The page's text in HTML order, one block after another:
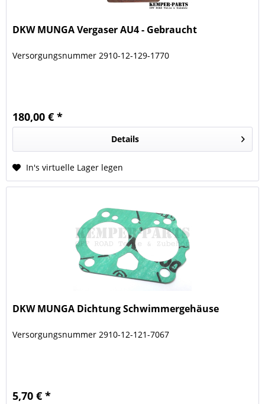
DKW MUNGA Vergaser AU4 - Gebraucht
Versorgungsnummer 2910-12-129-1770
180,00 € *
Details
In's virtuelle Lager legen
DKW MUNGA Dichtung Schwimmergehäuse
Versorgungsnummer 2910-12-121-7067
5,70 € *